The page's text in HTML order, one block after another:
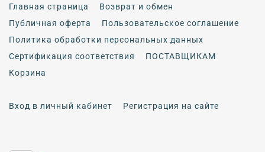
Главная страница
Возврат и обмен
Публичная оферта
Пользовательское соглашение
Политика обработки персональных данных
Сертификация соответствия
ПОСТАВЩИКАМ
Корзина
Вход в личный кабинет Регистрация на сайте